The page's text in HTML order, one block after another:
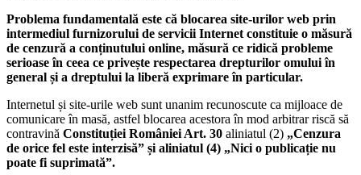
Problema fundamentală este că blocarea site-urilor web prin
intermediul furnizorului de servicii Internet constituie o măsură
de cenzură a conținutului online, măsură ce ridică probleme
serioase în ceea ce privește respectarea drepturilor omului în
general și a dreptului la liberă exprimare în particular.
Internetul și site-urile web sunt unanim recunoscute ca mijloace de
comunicare în masă, astfel blocarea acestora în mod arbitrar riscă să
contravină Constituției României Art. 30 aliniatul (2) „Cenzura
de orice fel este interzisă” și aliniatul (4) „Nici o publicație nu
poate fi suprimată”.